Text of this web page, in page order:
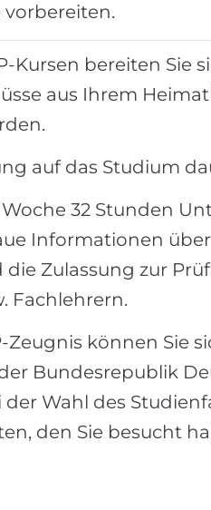
Kursen bereiten Sie
aus Ihrem
auf das Studium
32 Stunden
Informationen
die Zulassung zur
Fachlehrern.
Zeugnis können Sie
Bundesrepublik
Wahl des
den Sie besucht